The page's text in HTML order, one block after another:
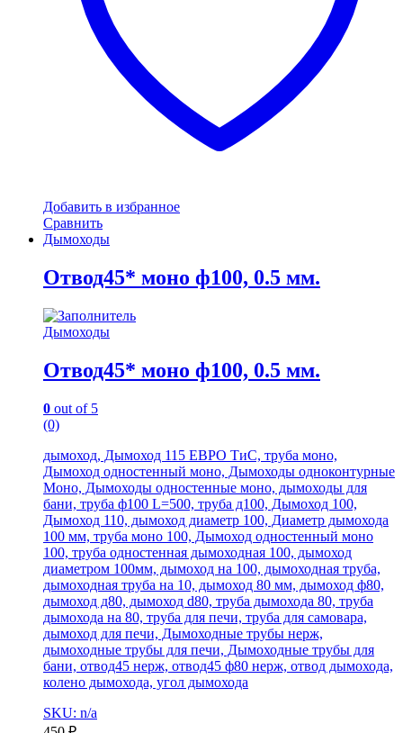
Добавить в избранное
Сравнить
Дымоходы
Отвод45* моно ф100, 0.5 мм.
Дымоходы
Отвод45* моно ф100, 0.5 мм.
0 out of 5
(0)
дымоход, Дымоход 115 ЕВРО ТиС, труба моно,
Дымоход одностенный моно, Дымоходы одноконтурные
Моно, Дымоходы одностенные моно, дымоходы для
бани, труба ф100 L=500, труба д100, Дымоход 100,
Дымоход 110, дымоход диаметр 100, Диаметр дымохода
100 мм, труба моно 100, Дымоход одностенный моно
100, труба одностенная дымоходная 100, дымоход
диаметром 100мм, дымоход на 100, дымоходная труба,
дымоходная труба на 10, дымоход 80 мм, дымоход ф80,
дымоход д80, дымоход d80, труба дымохода 80, труба
дымохода на 80, труба для печи, труба для самовара,
дымоход для печи, Дымоходные трубы нерж,
дымоходные трубы для печи, Дымоходные трубы для
бани, отвод45 нерж, отвод45 ф80 нерж, отвод дымохода,
колено дымохода, угол дымохода
SKU: n/a